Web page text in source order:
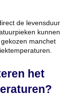
de levensduur
kunnen
manchet
het